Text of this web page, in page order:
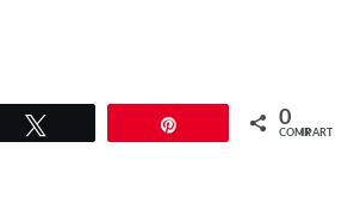
0
COMPARTIR